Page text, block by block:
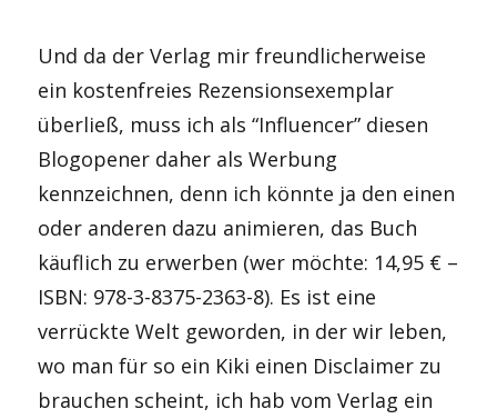
Und da der Verlag mir freundlicherweise
ein kostenfreies Rezensionsexemplar
überließ, muss ich als “Influencer” diesen
Blogopener daher als Werbung
kennzeichnen, denn ich könnte ja den einen
oder anderen dazu animieren, das Buch
käuflich zu erwerben (wer möchte: 14,95 € –
ISBN: 978-3-8375-2363-8). Es ist eine
verrückte Welt geworden, in der wir leben,
wo man für so ein Kiki einen Disclaimer zu
brauchen scheint, ich hab vom Verlag ein